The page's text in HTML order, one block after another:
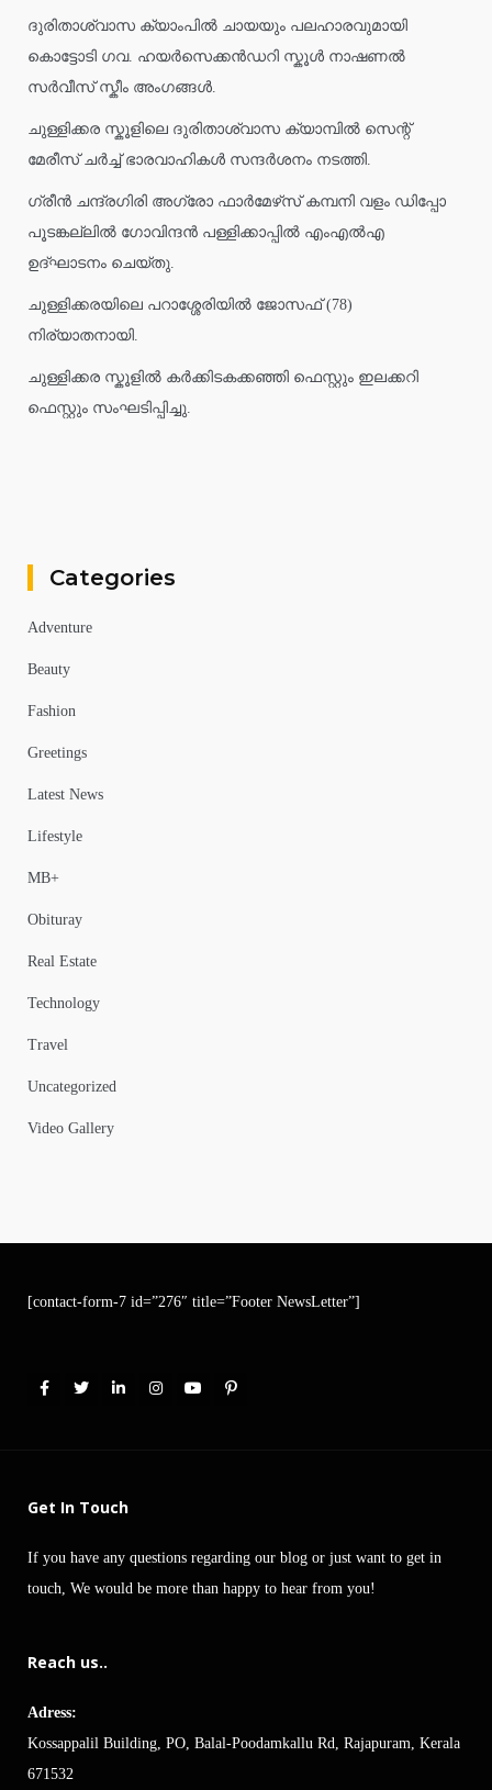
ദുരിതാശ്വാസ ക്യാംപിൽ ചായയും പലഹാരവുമായി
കൊട്ടോടി ഗവ. ഹയർസെക്കൻഡറി സ്കൂൾ നാഷണൽ
സർവീസ് സ്കീം അംഗങ്ങൾ.
ചുള്ളിക്കര സ്കൂളിലെ ദുരിതാശ്വാസ ക്യാമ്പിൽ സെന്റ്
മേരീസ് ചർച്ച് ഭാരവാഹികൾ സന്ദർശനം നടത്തി.
ഗ്രീൻ ചന്ദ്രഗിരി അഗ്രോ ഫാർമേഴ്‌സ് കമ്പനി വളം ഡിപ്പോ
പൂടങ്കല്ലിൽ ഗോവിന്ദൻ പള്ളിക്കാപ്പിൽ എംഎൽഎ
ഉദ്ഘാടനം ചെയ്തു.
ചുള്ളിക്കരയിലെ പറാശ്ശേരിയിൽ ജോസഫ് (78)
നിര്യാതനായി.
ചുള്ളിക്കര സ്കൂളിൽ കർക്കിടകക്കഞ്ഞി ഫെസ്റ്റും ഇലക്കറി
ഫെസ്റ്റും സംഘടിപ്പിച്ചു.
Categories
Adventure
Beauty
Fashion
Greetings
Latest News
Lifestyle
MB+
Obituray
Real Estate
Technology
Travel
Uncategorized
Video Gallery
[contact-form-7 id=”276″ title=”Footer NewsLetter”]
Get In Touch
If you have any questions regarding our blog or just want to get in
touch, We would be more than happy to hear from you!
Reach us..
Adress:
Kossappalil Building, PO, Balal-Poodamkallu Rd, Rajapuram, Kerala
671532